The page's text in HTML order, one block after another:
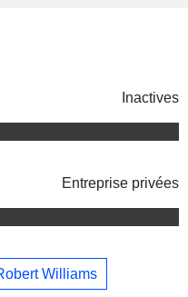
Inactives
Entreprise privées
Williams